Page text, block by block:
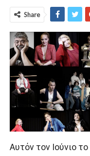
Share
Αυτόν τον Ιούνιο το